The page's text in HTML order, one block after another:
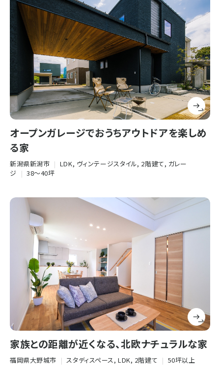
オープンガレージでおうちアウトドアを楽しめ
る家
新潟県新潟市 | LDK, ヴィンテージスタイル, 2階建て, ガレー
ジ
| 38〜40坪
家族との距離が近くなる、北欧ナチュラルな家
福岡県大野城市 | スタディスペース, LDK, 2階建て | 50坪以上